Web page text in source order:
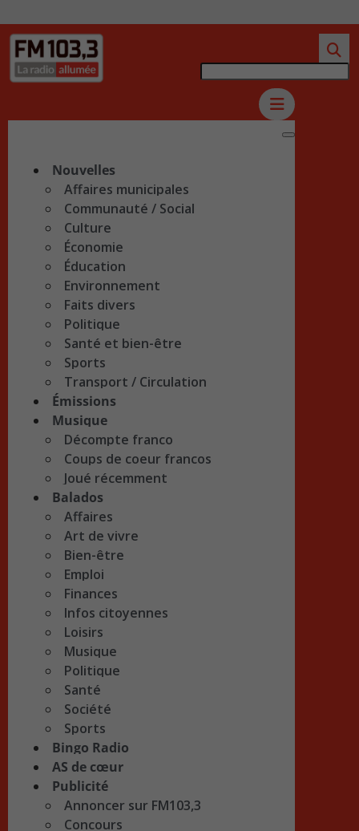
Nouvelles
Affaires municipales
Communauté / Social
Culture
Économie
Éducation
Environnement
Faits divers
Politique
Santé et bien-être
Sports
Transport / Circulation
Émissions
Musique
Décompte franco
Coups de coeur francos
Joué récemment
Balados
Affaires
Art de vivre
Bien-être
Emploi
Finances
Infos citoyennes
Loisirs
Musique
Politique
Santé
Société
Sports
Bingo Radio
AS de cœur
Publicité
Annoncer sur FM103,3
Concours